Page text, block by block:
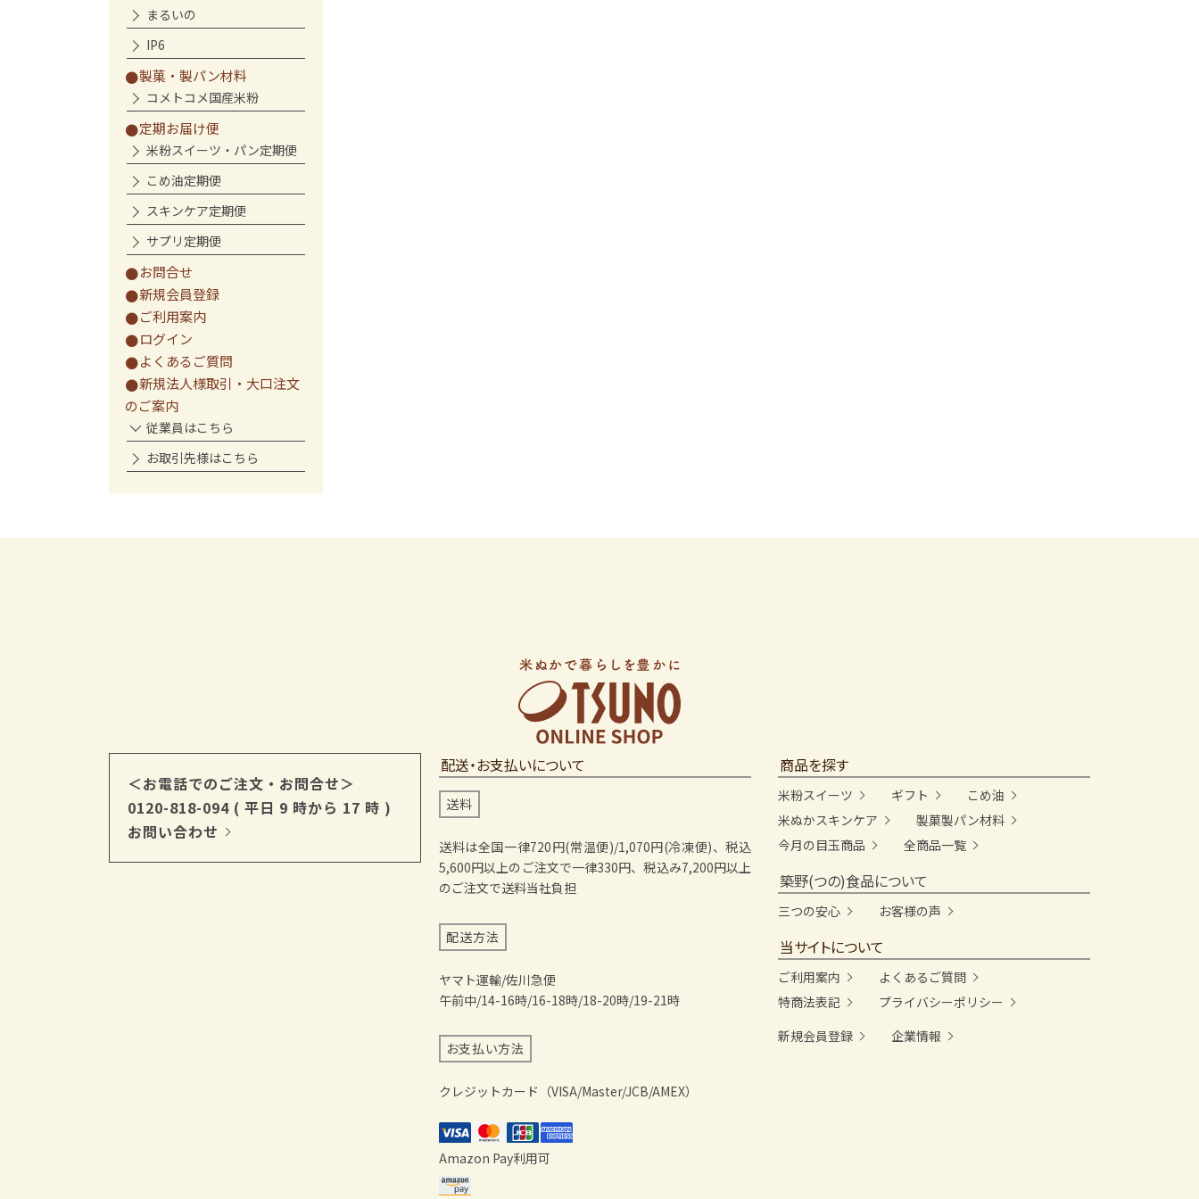
まるいの
IP6
製菓・製パン材料
コメトコメ国産米粉
定期お届け便
米粉スイーツ・パン定期便
こめ油定期便
スキンケア定期便
サプリ定期便
お問合せ
新規会員登録
ご利用案内
ログイン
よくあるご質問
新規法人様取引・大口注文
のご案内
従業員はこちら
お取引先様はこちら
＜お電話でのご注文・お問合せ＞
0120-818-094 ( 平日 9 時から 17 時 )
お問い合わせ
配送・お支払いについて
送料
送料は全国一律720円(常温便)/1,070円(冷凍便)、税込
5,600円以上のご注文で一律330円、税込み7,200円以上
のご注文で送料当社負担
配送方法
ヤマト運輸/佐川急便
午前中/14-16時/16-18時/18-20時/19-21時
お支払い方法
クレジットカード（VISA/Master/JCB/AMEX）
Amazon Pay利用可
商品を探す
米粉スイーツ ギフト
こめ油
米ぬかスキンケア
製菓製パン材料
今月の目玉商品
全商品一覧
築野(つの)食品について
三つの安心 お客様の声
当サイトについて
ご利用案内
よくあるご質問
特商法表記
プライバシーポリシー
新規会員登録
企業情報